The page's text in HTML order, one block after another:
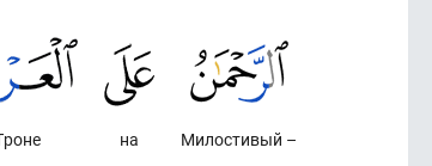
Милостивый –
на